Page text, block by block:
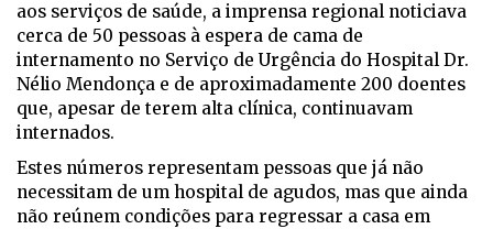
aos serviços de saúde, a imprensa regional noticiava
cerca de 50 pessoas à espera de cama de
internamento no Serviço de Urgência do Hospital Dr.
Nélio Mendonça e de aproximadamente 200 doentes
que, apesar de terem alta clínica, continuavam
internados.
Estes números representam pessoas que já não
necessitam de um hospital de agudos, mas que ainda
não reúnem condições para regressar a casa em